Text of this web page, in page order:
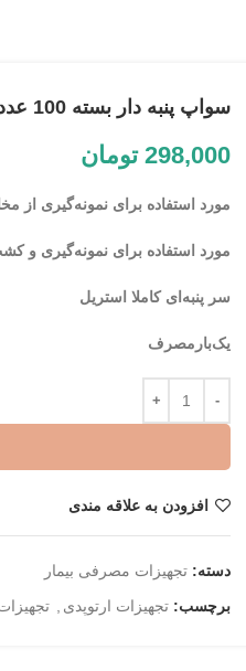
سواپ پنبه دار بسته 100 عددی
298,000 تومان
مورد استفاده برای نمونه‌‌گیری از
مورد استفاده برای نمونه‌گیری و
سر پنبه‌ای کاملا استریل
یک‌بارمصرف
افزودن به علاقه مندی
دسته: تجهیزات مصرفی بیمار
برچسب: تجهیزات ارتوپدی